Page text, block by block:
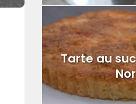
Tarte au